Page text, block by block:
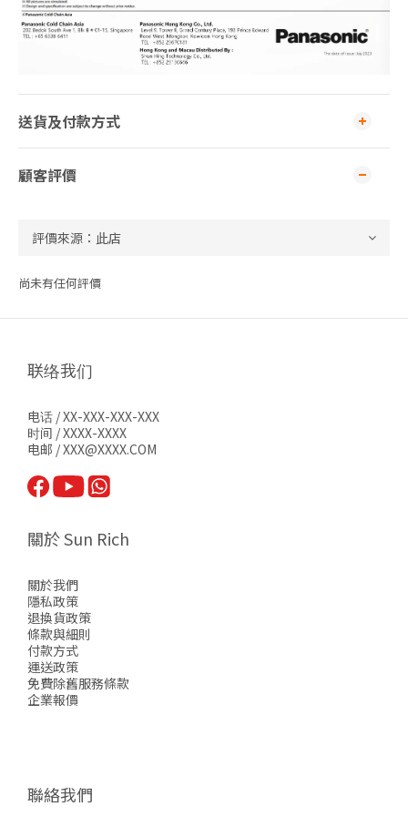
送貨及付款方式
顧客評價
尚未有任何評價
联络我们
电话 / XX-XXX-XXX-XXX
时间 / XXXX-XXXX
电邮 / XXX@XXXX.COM
關於 Sun Rich
關於我們
隱私政策
退換貨政策
條款與細則
付款方式
運送政策
免費除舊服務條款
企業報價
聯絡我們